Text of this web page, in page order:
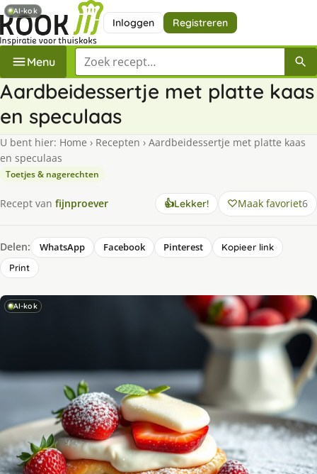
Inloggen Registreren
Menu Zoek een recept
Aardbeidessertje met platte kaas
en speculaas
U bent hier: Home › Recepten › Aardbeidessertje met platte kaas
en speculaas
Toetjes & nagerechten
Recept van fijnproever 👍Lekker! Maak favoriet6
Delen: WhatsApp Facebook Pinterest
Kopieer link
Print
AI-kok
AI-kok